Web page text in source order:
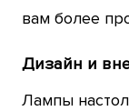
вам более
Дизайн и
Лампы